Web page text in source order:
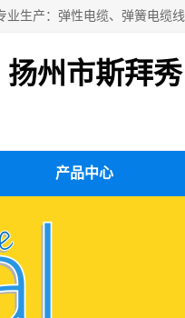
扬州市斯拜
产品中心